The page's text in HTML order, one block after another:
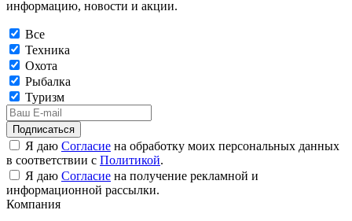
информацию, новости и акции.
Все
Техника
Охота
Рыбалка
Туризм
Подписаться
Я даю Согласие на обработку моих персональных данных
в соответствии с Политикой.
Я даю Согласие на получение рекламной и
информационной рассылки.
Компания